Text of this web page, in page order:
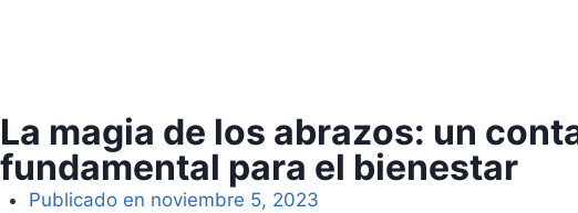
La magia de los abrazos: un
fundamental para el bienestar
Publicado en noviembre 5, 2023